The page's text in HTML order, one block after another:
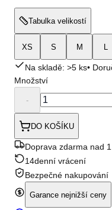
Tabulka velikostí
XS S M L
Na skladě: >5 ks•
Množství
-
DO KOŠÍKU
Doprava zdarma nad
14denní vrácení
Bezpečné nakupování
Garance nejnižší ceny